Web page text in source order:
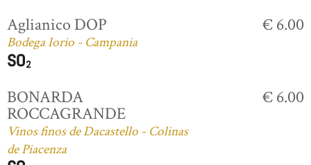
Aglianico DOP
Bodega Iorio - Campania
€ 6.00
BONARDA
ROCCAGRANDE
Vinos finos de Dacastello - Colinas
de Piacenza
€ 6.00